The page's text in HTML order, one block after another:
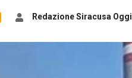
Redazione Siracusa Oggi